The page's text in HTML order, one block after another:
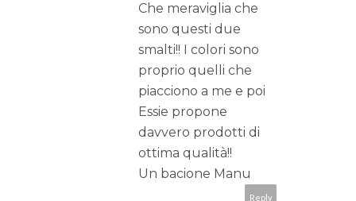
Che meraviglia che
sono questi due
smalti!! I colori sono
proprio quelli che
piacciono a me e poi
Essie propone
davvero prodotti di
ottima qualità!!
Un bacione Manu
Reply